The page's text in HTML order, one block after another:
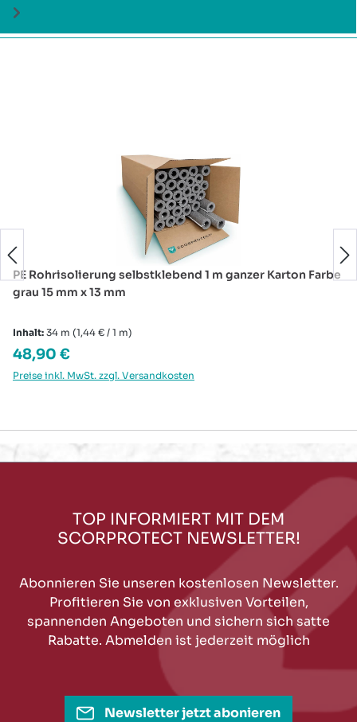
PE Rohrisolierung selbstklebend 1 m ganzer Karton Farbe
grau 15 mm x 13 mm
Inhalt: 34 m (1,44 € / 1 m)
Regulärer Preis:
48,90 €
Preise inkl. MwSt. zzgl. Versandkosten
TOP INFORMIERT MIT DEM
SCORPROTECT NEWSLETTER!
Abonnieren Sie unseren kostenlosen Newsletter.
Profitieren Sie von exklusiven Vorteilen,
spannenden Angeboten und sichern sich satte
Rabatte. Abmelden ist jederzeit möglich
Newsletter jetzt abonieren